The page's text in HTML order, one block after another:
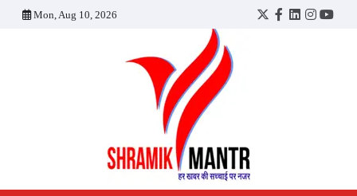
Mon, Aug 10, 2026
Twitter
Facebook
LinkedIn